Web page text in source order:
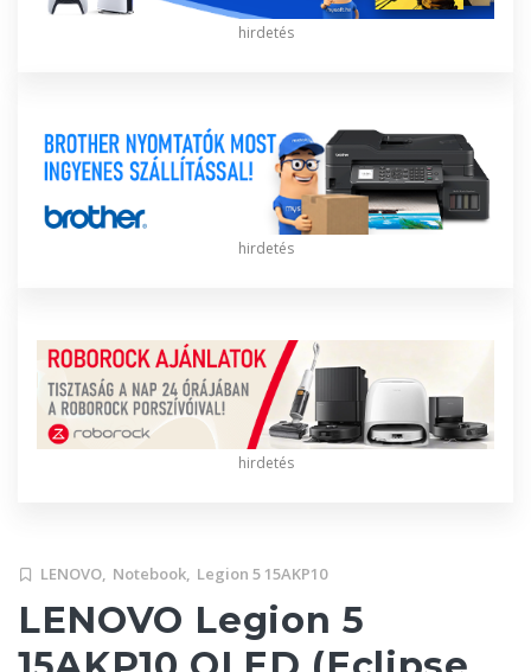
hirdetés
hirdetés
hirdetés
LENOVO, Notebook, Legion 5 15AKP10
LENOVO Legion 5